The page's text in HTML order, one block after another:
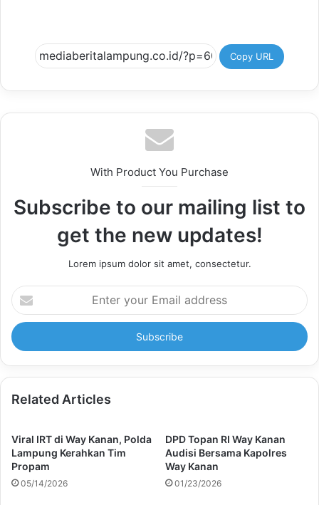
Copy URL
With Product You Purchase
Subscribe to our mailing list to
get the new updates!
Lorem ipsum dolor sit amet, consectetur.
Enter
your
Email
address
Related Articles
Viral IRT di Way Kanan, Polda
Lampung Kerahkan Tim
Propam
05/14/2026
DPD Topan RI Way Kanan
Audisi Bersama Kapolres
Way Kanan
01/23/2026